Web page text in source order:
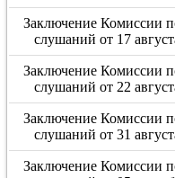
Заключение Комиссии
слушаний от 17
Заключение Комиссии
слушаний от 22
Заключение Комиссии
слушаний от 31
Заключение Комиссии